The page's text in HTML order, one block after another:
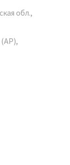
обл.,